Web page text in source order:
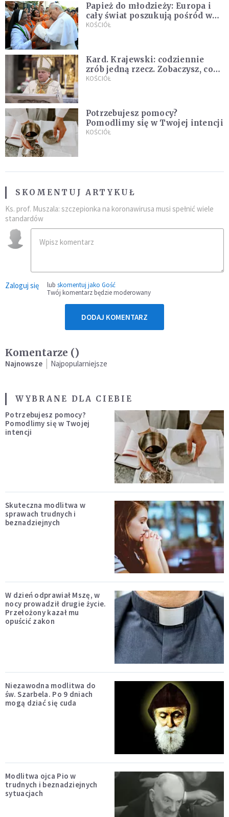
Papież do młodzieży: Europa i
cały świat poszukują pośród was
nowych świętych
KOŚCIÓŁ
Kard. Krajewski: codziennie
zrób jedną rzecz. Zobaczysz, co
stanie się z twoim życiem
KOŚCIÓŁ
Potrzebujesz pomocy?
Pomodlimy się w Twojej intencji
KOŚCIÓŁ
SKOMENTUJ ARTYKUŁ
Ks. prof. Muszala: szczepionka na koronawirusa musi spełnić wiele
standardów
Zaloguj się lub skomentuj jako Gość
Twój komentarz będzie moderowany
DODAJ KOMENTARZ
Komentarze ()
Najnowsze Najpopularniejsze
WYBRANE DLA CIEBIE
Potrzebujesz pomocy?
Pomodlimy się w Twojej
intencji
Skuteczna modlitwa w
sprawach trudnych i
beznadziejnych
W dzień odprawiał Mszę, w
nocy prowadził drugie życie.
Przełożony kazał mu
opuścić zakon
Niezawodna modlitwa do
św. Szarbela. Po 9 dniach
mogą dziać się cuda
Modlitwa ojca Pio w
trudnych i beznadziejnych
sytuacjach